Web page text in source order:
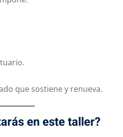
que sostiene y renueva.
en este taller?